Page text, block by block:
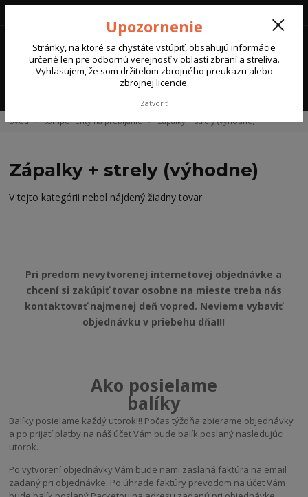
0 €
Úvod Komponenty na prebíjanie Zápalky + strely (výhodne)
Zápalky + strely (výhodne)
V tejto kategórii nebol nájdený žiadny tovar.
Pri predom nevytvorenej internetovej objednávke a
chcení si zakúpiť tovar osobne na mieste treba nás
kontaktovať najmenej deň vopred. Nevieme vybaviť
objednávku v priebehu dňa!!!
Ako posielame
balíky
Balíky posielame každý utorok!!! Počas týždňa zbierame objednávky
a po prijatí platby na náš účet Vám bude balík poslaný nasledujúci
utorok.
Po vytvorení objednávky Vám bude nami zaslaná faktúra na email
zadaný pri objednávke. Po úhrade faktúry prevodom na účet Vám
Upozornenie
Stránky, na ktoré sa chystáte vstúpiť, obsahujú informácie
určené len pre odbornú verejnosť v oblasti zbraní a streliva.
Vyhlasujem, že som držiteľom zbrojného preukazu alebo
zbrojnej licencie.
Zatvoriť